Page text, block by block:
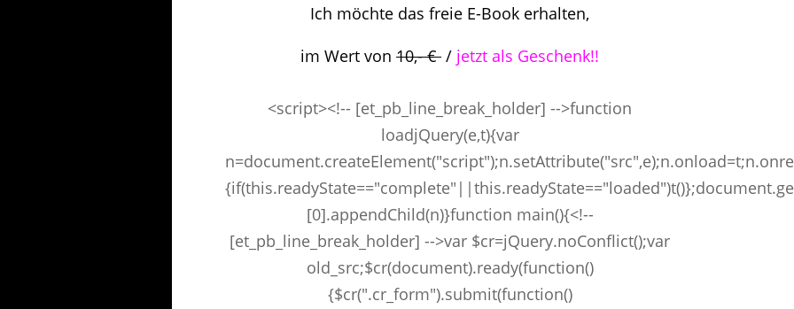
Ich möchte das freie E-Book erhalten,
im Wert von10,- € / jetzt als Geschenk!!
<script><!-- [et_pb_line_break_holder] -->function
loadjQuery(e,t){var
[0].appendChild(n)}function main(){<!--
[et_pb_line_break_holder] -->var $cr=jQuery.noConflict();var
old_src;$cr(document).ready(function()
{$cr(".cr_form").submit(function()